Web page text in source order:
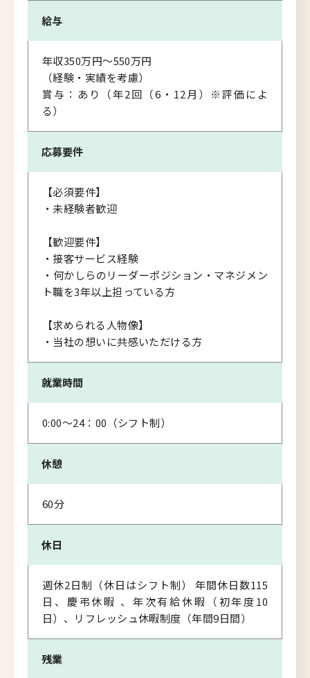
給与
年収350万円～550万円
（経験・実績を考慮）
賞与：あり（年2回（6・12月）※評価によ
る）
応募要件
【必須要件】
・未経験者歓迎
【歓迎要件】
・接客サービス経験
・何かしらのリーダーポジション・マネジメン
ト職を3年以上担っている方
【求められる人物像】
・当社の想いに共感いただける方
就業時間
0:00～24：00（シフト制）
休憩
60分
休日
週休2日制（休日はシフト制） 年間休日数115
日、慶弔休暇 、年次有給休暇（初年度10
日）、リフレッシュ休暇制度（年間9日間）
残業